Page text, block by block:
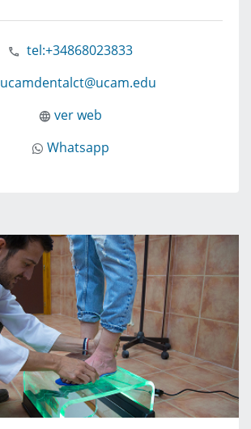
tel:+34868023833
ucamdentalct@ucam.edu
ver web
Whatsapp